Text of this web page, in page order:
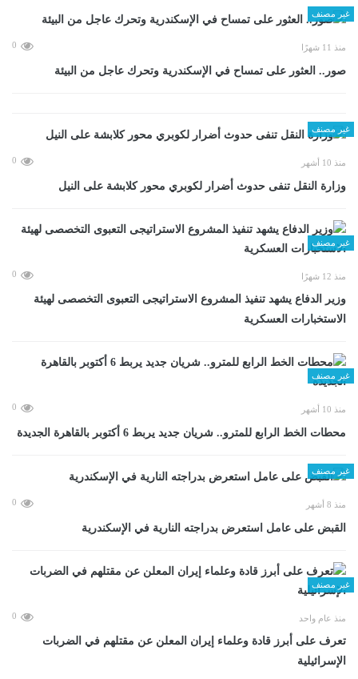
غير مصنف
منذ 11 شهرًا 0
صور.. العثور على تمساح في الإسكندرية وتحرك عاجل من البيئة
غير مصنف
منذ 10 أشهر 0
وزارة النقل تنفى حدوث أضرار لكوبري محور كلابشة على النيل
غير مصنف
منذ 12 شهرًا 0
وزير الدفاع يشهد تنفيذ المشروع الاستراتيجى التعبوى التخصصى لهيئة
الاستخبارات العسكرية
غير مصنف
منذ 10 أشهر 0
محطات الخط الرابع للمترو.. شريان جديد يربط 6 أكتوبر بالقاهرة الجديدة
غير مصنف
منذ 8 أشهر 0
القبض على عامل استعرض بدراجته النارية في الإسكندرية
غير مصنف
منذ عام واحد 0
تعرف على أبرز قادة وعلماء إيران المعلن عن مقتلهم في الضربات
الإسرائيلية